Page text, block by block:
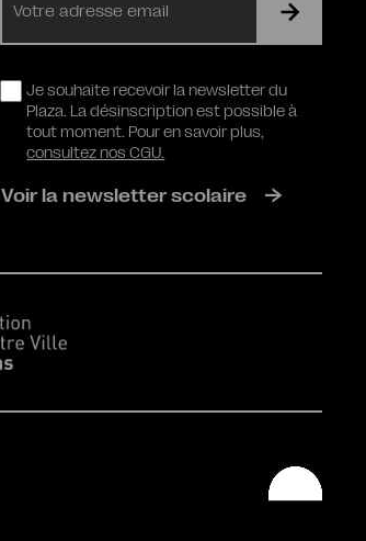
mail
RGPDJe souhaite recevoir la newsletter du
Plaza. La désinscription est possible à
tout moment. Pour en savoir plus,
consultez nos CGU.
Voir la newsletter scolaire